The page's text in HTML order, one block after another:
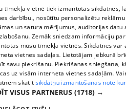
Komentāru pievienošana
TV programma
Līguma noteikumi
360 Ziņu kontakti
Helio Media
Portāla palīdzības dienests: e-pasts -
tīmekļa vietnē tiek izmantotas sīkdatnes,
darbību., nosūtītu personalizētu
un satura mērījumus, auditorijas datu
Zemāk sniedzam informāciju
mūsu tīmekļa vietnēs. Sīkdatnes
vietnes sadaļas. Lietotājam jebkurā
savu piekrišanu. Piekrišanas sniegšana,
uz visām interneta vietnes sadaļām.
skatīt sīkdatņu izmantošanas
VISUS PARTNERUS (1718) →